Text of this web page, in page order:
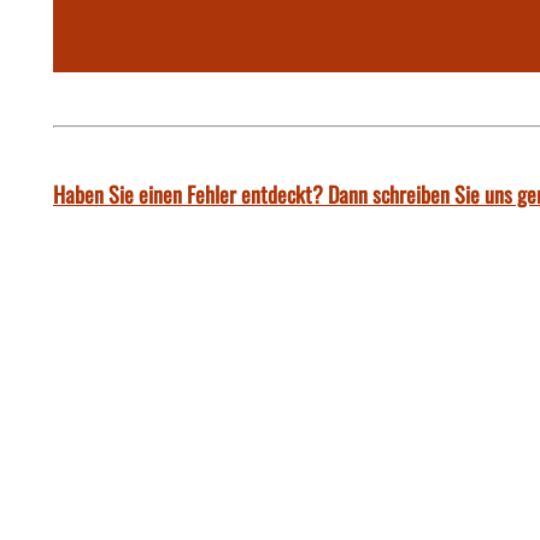
Haben Sie einen Fehler entdeckt? Dann schreiben Sie uns